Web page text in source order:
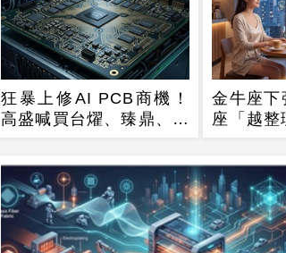
狂暴上修AI PCB商機！
高盛喊買台燿、臻鼎、台
光電 目標價曝光
金牛座下
座「越整
旺運到10